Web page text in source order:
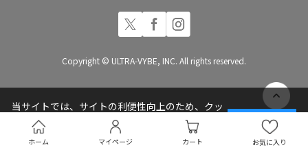
ホーム マイページ カート お気に入り
Copyright © ULTRA-VYBE, INC. All rights reserved.
当サイトでは、サイトの利便性向上のため、クッ
キー(Cookie)を使用しています
プライバシーポリシー
承諾する